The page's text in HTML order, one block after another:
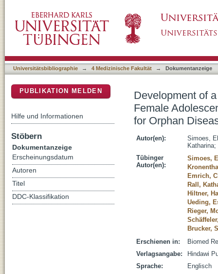
Rare Genital Malformation as an Example
Universitätsbibliographie → 4 Medizinische Fakultät → Dokumentanzeige
Development of
Female
for Orphan
Autor(en):
Simoes,
Katharina;
Tübinger
Autor(en):
Simoes,
Emrich,
Rall,
Hiltner,
Ueding,
Rieger,
Brucker,
Erschienen in:
Biomed
Verlagsangabe:
Hindawi
Sprache:
Englisch
PUBLIKATION MELDEN
Hilfe und Informationen
Stöbern
Dokumentanzeige
Erscheinungsdatum
Autoren
Titel
DDC-Klassifikation